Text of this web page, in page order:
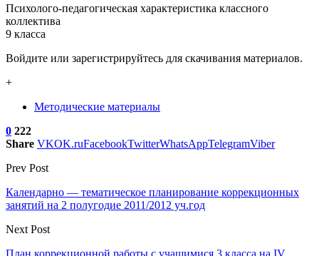
Психолого-педагогическая характеристика классного
коллектива
9 класса
Войдите или зарегистрируйтесь для скачивания материалов.
+
Методические материалы
0 222
Share VKOK.ruFacebookTwitterWhatsAppTelegramViber
Prev Post
Календарно — тематическое планирование коррекционных
занятий на 2 полугодие 2011/2012 уч.год
Next Post
План коррекционной работы с учащимися 3 класса на IV